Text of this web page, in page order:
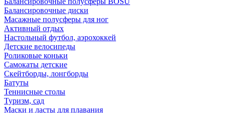
Балансировочные диски
Масажные полусферы для ног
Активный отдых
Настольный футбол, аэрохоккей
Детские велосипеды
Роликовые коньки
Самокаты детские
Скейтборды, лонгборды
Батуты
Теннисные столы
Туризм, сад
Маски и ласты для плавания